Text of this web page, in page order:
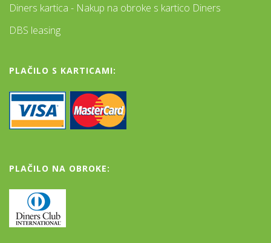
Diners kartica - Nakup na obroke s kartico Diners
DBS leasing
PLAČILO S KARTICAMI:
PLAČILO NA OBROKE: